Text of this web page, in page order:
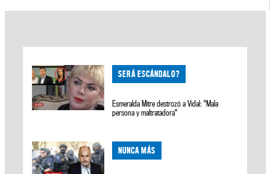
SERÁ ESCÁNDALO?
Esmeralda Mitre destrozó a Vidal: "Mala
persona y maltratadora"
NUNCA MÁS